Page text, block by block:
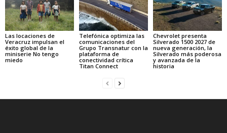
Las locaciones de
Veracruz impulsan el
éxito global de la
miniserie No tengo
miedo
Telefónica optimiza las
comunicaciones del
Grupo Transnatur con la
plataforma de
conectividad crítica
Titan Connect
Chevrolet presenta
Silverado 1500 2027 de
nueva generación, la
Silverado más poderosa
y avanzada de la
historia